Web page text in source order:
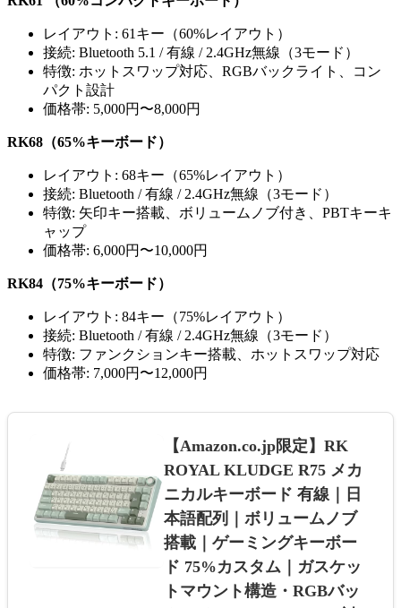
レイアウト: 61キー（60%レイアウト）
接続: Bluetooth 5.1 / 有線 / 2.4GHz無線（3モード）
特徴: ホットスワップ対応、RGBバックライト、コン
パクト設計
価格帯: 5,000円〜8,000円
RK68（65%キーボード）
レイアウト: 68キー（65%レイアウト）
接続: Bluetooth / 有線 / 2.4GHz無線（3モード）
特徴: 矢印キー搭載、ボリュームノブ付き、PBTキーキ
ャップ
価格帯: 6,000円〜10,000円
RK84（75%キーボード）
レイアウト: 84キー（75%レイアウト）
接続: Bluetooth / 有線 / 2.4GHz無線（3モード）
特徴: ファンクションキー搭載、ホットスワップ対応
価格帯: 7,000円〜12,000円
【Amazon.co.jp限定】RK
ROYAL KLUDGE R75 メカ
ニカルキーボード 有線｜日
本語配列｜ボリュームノブ
搭載｜ゲーミングキーボー
ド 75%カスタム｜ガスケッ
トマウント構造・RGBバッ